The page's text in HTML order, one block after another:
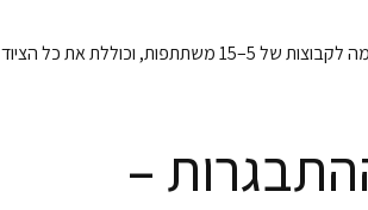
הסדנה מועברת באווירה קלילה, שמחה ומקצועית. היא נמשכת כשעתיים, מתאימה לקבוצות של 5–15 משתתפות, וכוללת את כל הציוד
–